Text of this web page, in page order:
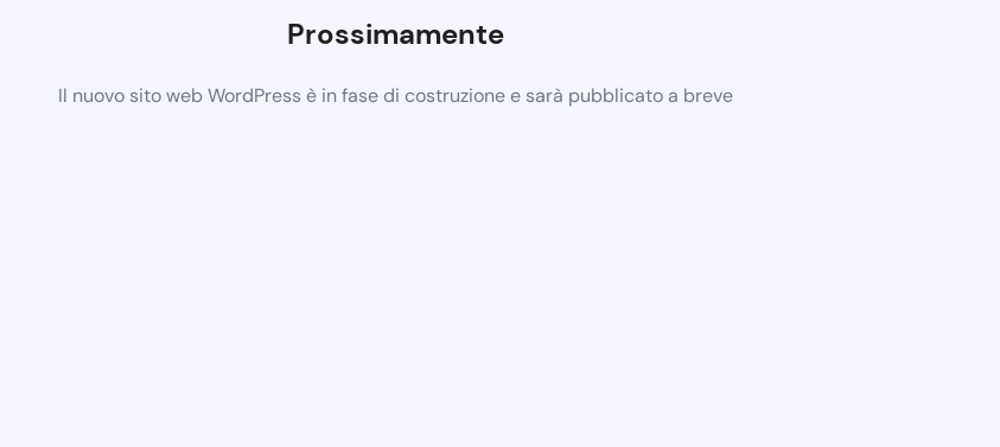
Prossimamente
Il nuovo sito web WordPress è in fase di costruzione e sarà pubblicato a breve